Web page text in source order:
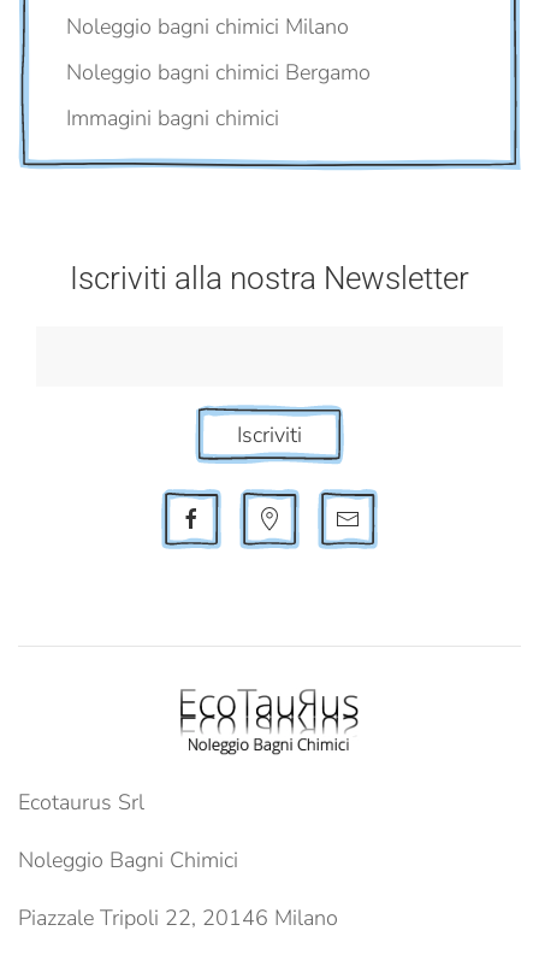
Noleggio bagni chimici Milano
Noleggio bagni chimici Bergamo
Immagini bagni chimici
Iscriviti alla nostra Newsletter
Iscriviti
Ecotaurus Srl
Noleggio Bagni Chimici
Piazzale Tripoli 22, 20146 Milano